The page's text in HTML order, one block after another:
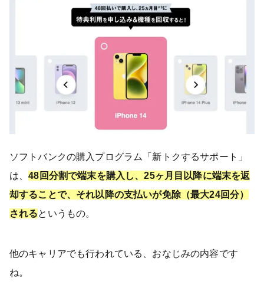
ソフトバンクの購入プログラム「新トクするサポート」
は、48回分割で端末を購入し、25ヶ月目以降に端末を返
却することで、それ以降の支払いが免除（最大24回分）
されるというもの。
他のキャリアでも行われている、おなじみの内容です
ね。